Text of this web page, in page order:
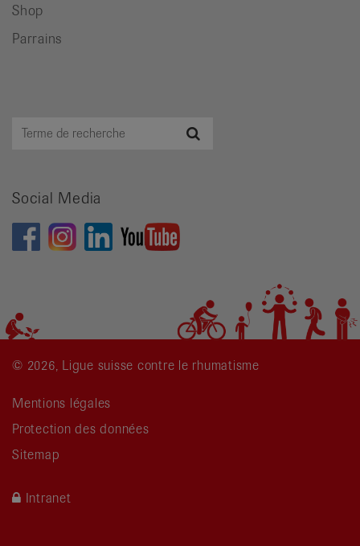
Shop
Parrains
Terme
Social Media
© 2026, Ligue suisse contre le rhumatisme
Mentions légales
Protection des données
Sitemap
Intranet